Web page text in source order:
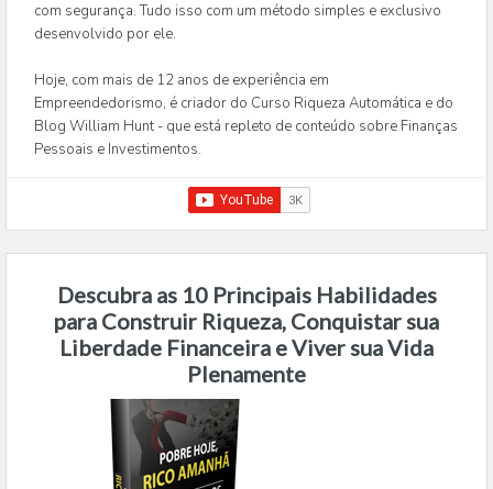
com segurança. Tudo isso com um método simples e exclusivo
desenvolvido por ele.
Hoje, com mais de 12 anos de experiência em
Empreendedorismo, é criador do Curso Riqueza Automática e do
Blog William Hunt - que está repleto de conteúdo sobre Finanças
Pessoais e Investimentos.
Descubra as 10 Principais Habilidades
para Construir Riqueza, Conquistar sua
Liberdade Financeira e Viver sua Vida
Plenamente